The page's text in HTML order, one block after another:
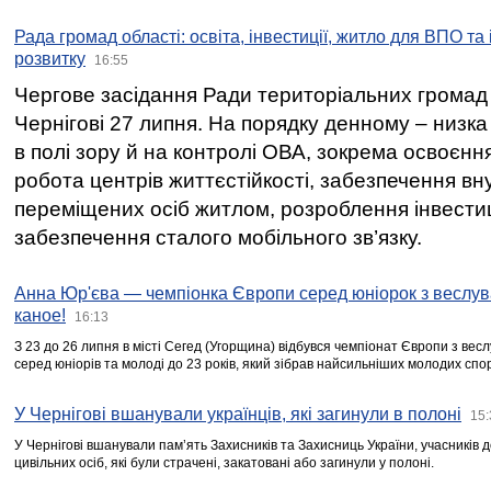
Рада громад області: освіта, інвестиції, житло для ВПО
розвитку
16:55
Чергове засідання Ради територіальних громад
Чернігові 27 липня. На порядку денному –
в полі зору й на контролі ОВА, зокрема освоєння
робота центрів життєстійкості, забезпечення
переміщених осіб житлом, розроблення
забезпечення сталого мобільного зв’язку.
Анна Юр'єва — чемпіонка Європи серед юніорок з
каное!
16:13
З 23 до 26 липня в місті Сегед (Угорщина) відбувся чемпіонат Європи з
серед юніорів та молоді до 23 років, який зібрав найсильніших молодих
У Чернігові вшанували українців, які загинули в полоні
У Чернігові вшанували пам’ять Захисників та Захисниць України,
цивільних осіб, які були страчені, закатовані або загинули у полоні.